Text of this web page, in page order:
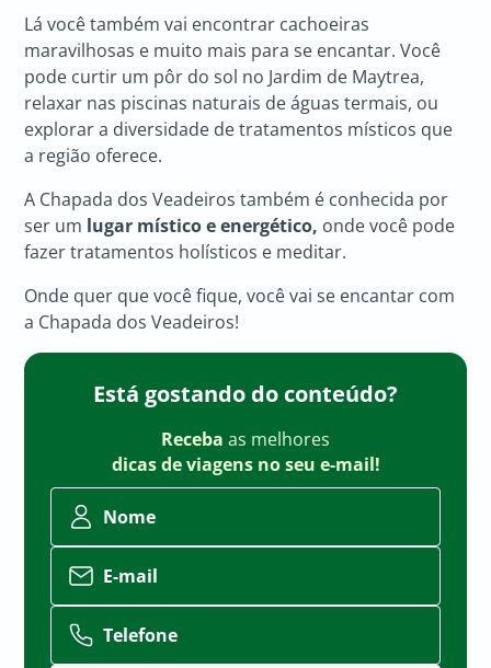
Lá você também vai encontrar cachoeiras
maravilhosas e muito mais para se encantar. Você
pode curtir um pôr do sol no Jardim de Maytrea,
relaxar nas piscinas naturais de águas termais, ou
explorar a diversidade de tratamentos místicos que
a região oferece.
A Chapada dos Veadeiros também é conhecida por
ser um lugar místico e energético, onde você pode
fazer tratamentos holísticos e meditar.
Onde quer que você fique, você vai se encantar com
a Chapada dos Veadeiros!
Está gostando do conteúdo?
Receba as melhores
dicas de viagens no seu e-mail!
Nome
E-mail
Telefone